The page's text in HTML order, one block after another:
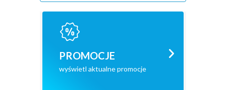
PROMOCJE
wyświetl aktualne promocje